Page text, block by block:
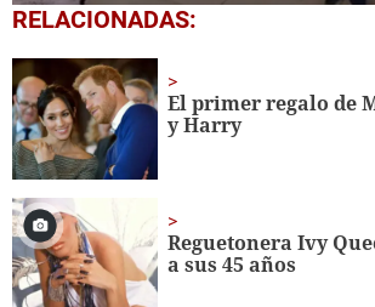
0
seconds
1
minute,
56
seconds
RELACIONADAS:
El primer regalo de
y Harry
Reguetonera Ivy
a sus 45 años